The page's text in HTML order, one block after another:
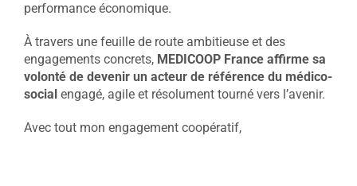
performance économique.
À travers une feuille de route ambitieuse et des
engagements concrets, MEDICOOP France affirme sa
volonté de devenir un acteur de référence du médico-
social engagé, agile et résolument tourné vers l’avenir.
Avec tout mon engagement coopératif,